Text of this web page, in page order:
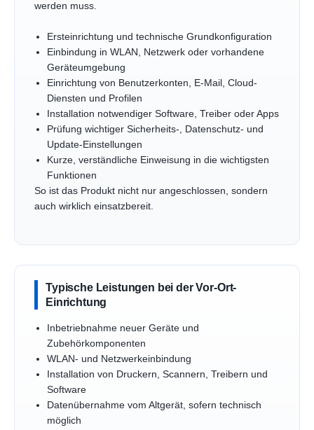
werden muss.
Ersteinrichtung und technische Grundkonfiguration
Einbindung in WLAN, Netzwerk oder vorhandene
Geräteumgebung
Einrichtung von Benutzerkonten, E-Mail, Cloud-
Diensten und Profilen
Installation notwendiger Software, Treiber oder Apps
Prüfung wichtiger Sicherheits-, Datenschutz- und
Update-Einstellungen
Kurze, verständliche Einweisung in die wichtigsten
Funktionen
So ist das Produkt nicht nur angeschlossen, sondern
auch wirklich einsatzbereit.
Typische Leistungen bei der Vor-Ort-
Einrichtung
Inbetriebnahme neuer Geräte und
Zubehörkomponenten
WLAN- und Netzwerkeinbindung
Installation von Druckern, Scannern, Treibern und
Software
Datenübernahme vom Altgerät, sofern technisch
möglich